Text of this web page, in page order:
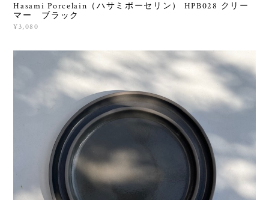
Hasami Porcelain（ハサミポーセリン） HPB028 クリー
マー ブラック
¥3,080